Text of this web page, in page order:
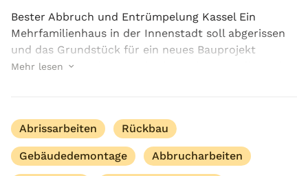
Bester Abbruch und Entrümpelung Kassel Ein
Mehrfamilienhaus in der Innenstadt soll abgerissen
und das Grundstück für ein neues Bauprojekt
vorbereitet werden. Es gilt, das Gebäude vollständig
Mehr lesen
Abrissarbeiten Rückbau
Gebäudedemontage Abbrucharbeiten